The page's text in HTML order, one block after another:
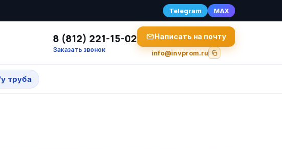
Telegram MAX
8 (812) 221-15-02
Заказать звонок
Написать на почту
info@invprom.ru
труба